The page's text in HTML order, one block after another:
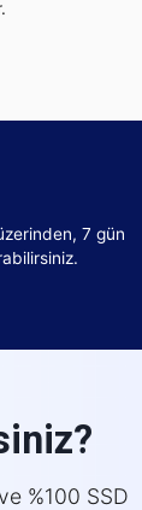
7 gün
%100 SSD